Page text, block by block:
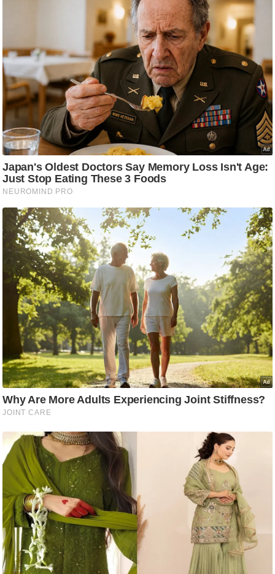
w
ला
इ
फ
स्टा
इ
ल
टे
लॉ
जी
ब्यू
टी
/
फै
श
न
घ
रे
लू
नु
स्खे
प
र्य
ट
न
स्थ
ल
फि
ट
ने